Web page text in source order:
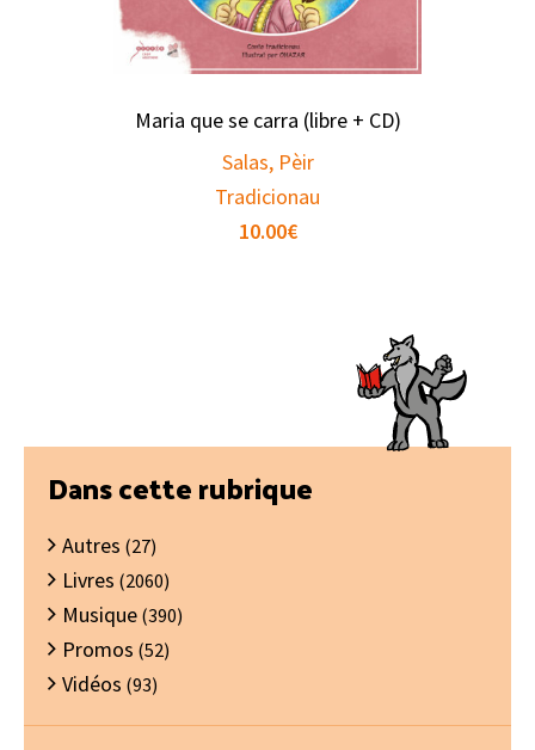
Maria que se carra (libre + CD)
Salas, Pèir
Tradicionau
10.00€
Barre
latérale
principale
Dans cette rubrique
Autres (27)
Livres (2060)
Musique (390)
Promos (52)
Vidéos (93)